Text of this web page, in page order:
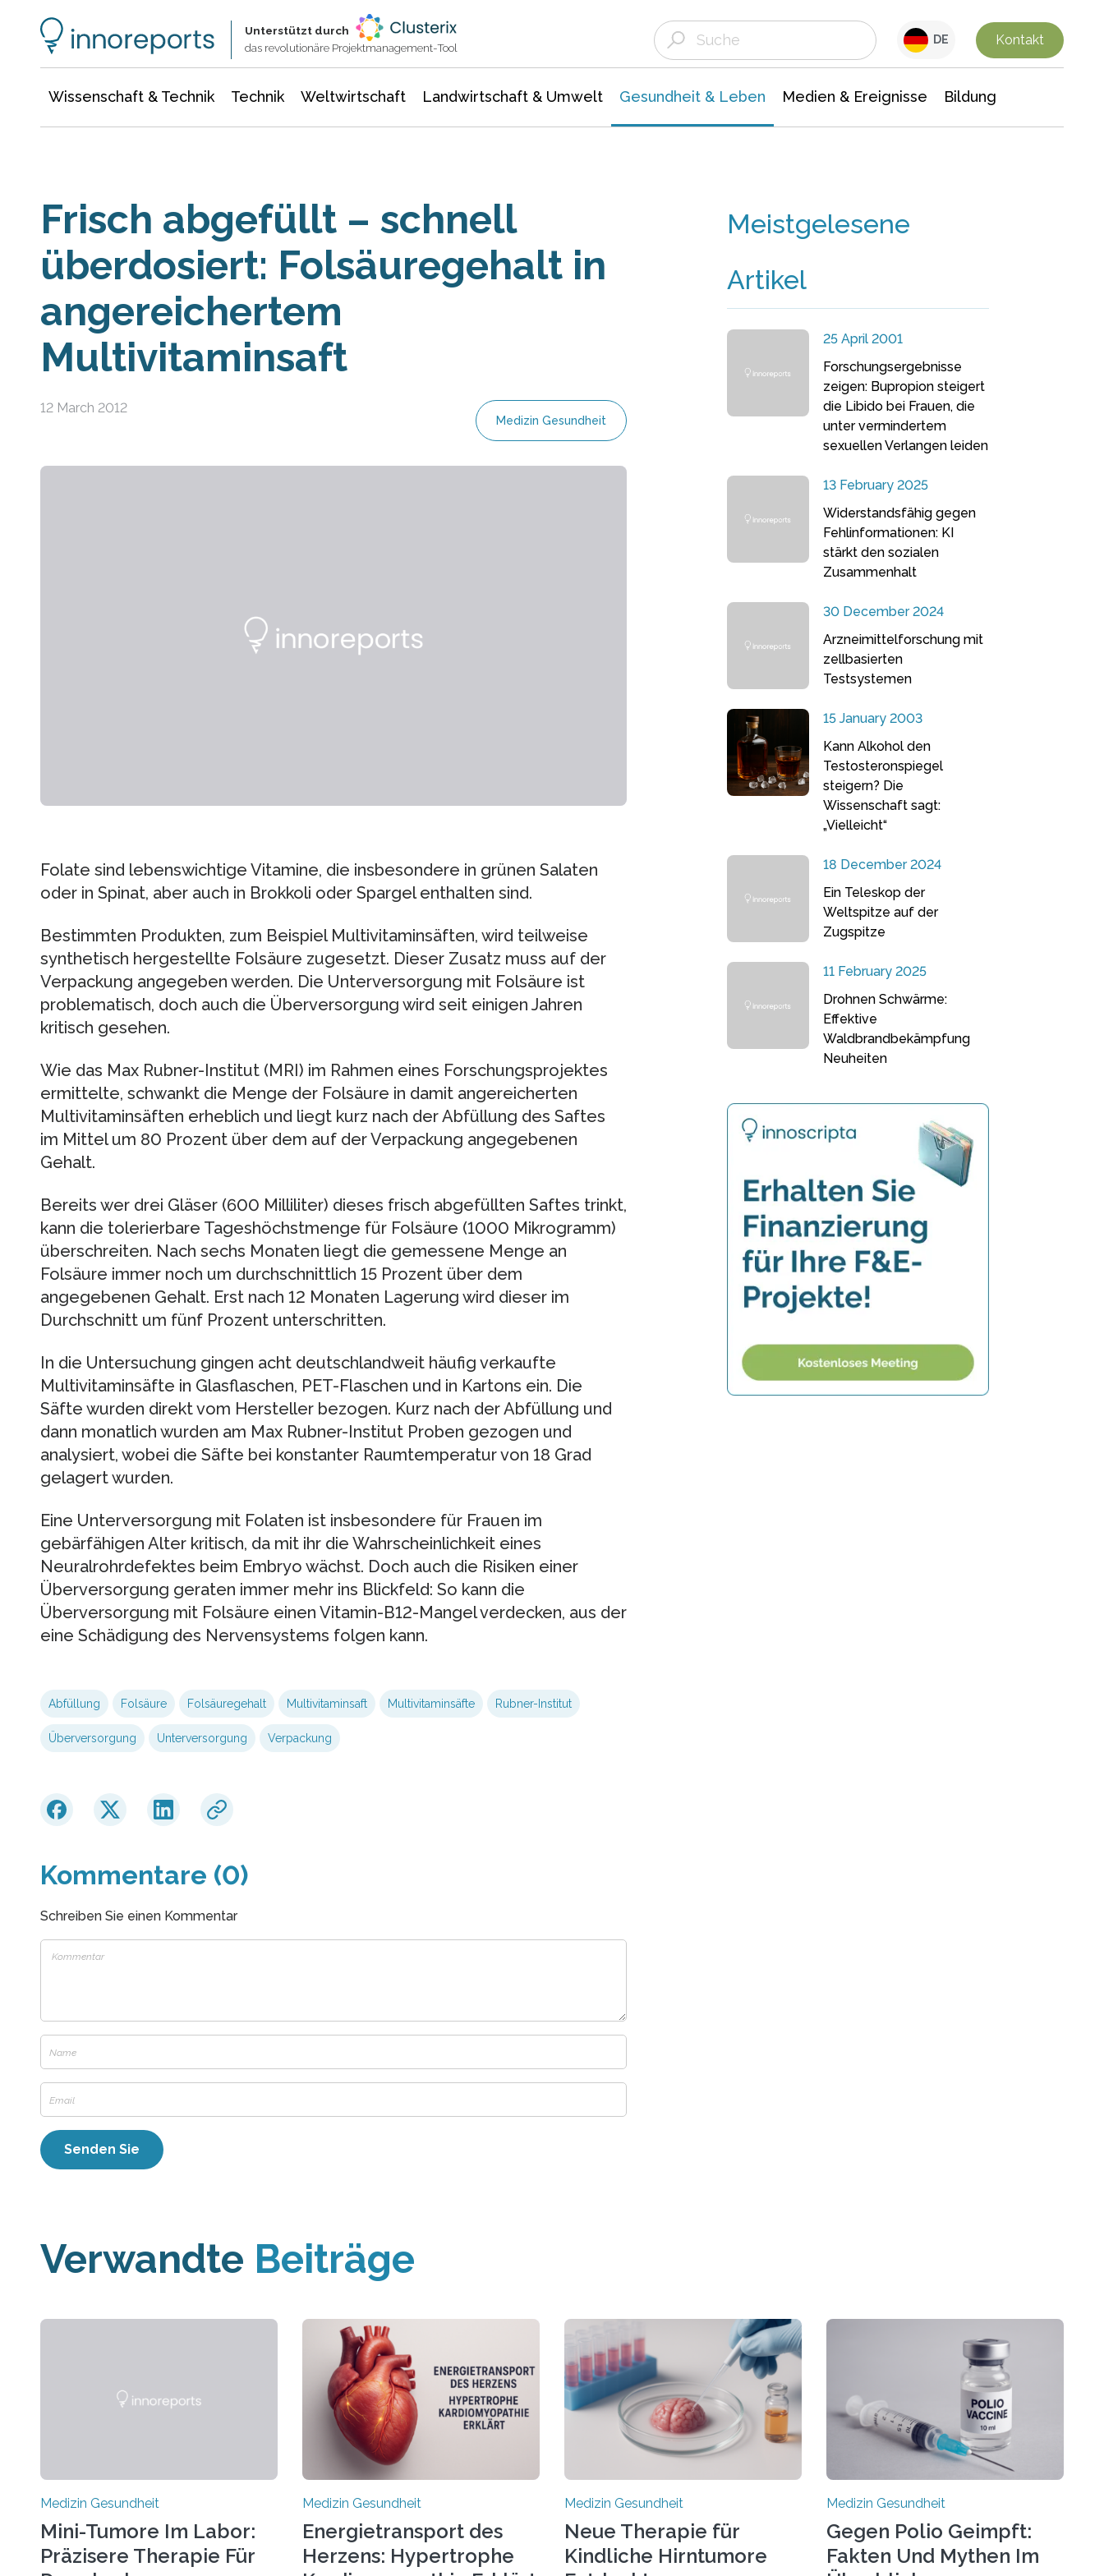
Unterstützt durch
das revolutionäre Projektmanagement-Tool
DE Kontakt
Wissenschaft & Technik Technik Weltwirtschaft Landwirtschaft & Umwelt Gesundheit & Leben Medien & Ereignisse Bildung
Frisch abgefüllt – schnell
überdosiert: Folsäuregehalt in
angereichertem
Multivitaminsaft
12 March 2012
Medizin Gesundheit
Folate sind lebenswichtige Vitamine, die insbesondere in grünen Salaten
oder in Spinat, aber auch in Brokkoli oder Spargel enthalten sind.
Bestimmten Produkten, zum Beispiel Multivitaminsäften, wird teilweise
synthetisch hergestellte Folsäure zugesetzt. Dieser Zusatz muss auf der
Verpackung angegeben werden. Die Unterversorgung mit Folsäure ist
problematisch, doch auch die Überversorgung wird seit einigen Jahren
kritisch gesehen.
Wie das Max Rubner-Institut (MRI) im Rahmen eines Forschungsprojektes
ermittelte, schwankt die Menge der Folsäure in damit angereicherten
Multivitaminsäften erheblich und liegt kurz nach der Abfüllung des Saftes
im Mittel um 80 Prozent über dem auf der Verpackung angegebenen
Gehalt.
Bereits wer drei Gläser (600 Milliliter) dieses frisch abgefüllten Saftes trinkt,
kann die tolerierbare Tageshöchstmenge für Folsäure (1000 Mikrogramm)
überschreiten. Nach sechs Monaten liegt die gemessene Menge an
Folsäure immer noch um durchschnittlich 15 Prozent über dem
angegebenen Gehalt. Erst nach 12 Monaten Lagerung wird dieser im
Durchschnitt um fünf Prozent unterschritten.
In die Untersuchung gingen acht deutschlandweit häufig verkaufte
Multivitaminsäfte in Glasflaschen, PET-Flaschen und in Kartons ein. Die
Säfte wurden direkt vom Hersteller bezogen. Kurz nach der Abfüllung und
dann monatlich wurden am Max Rubner-Institut Proben gezogen und
analysiert, wobei die Säfte bei konstanter Raumtemperatur von 18 Grad
gelagert wurden.
Eine Unterversorgung mit Folaten ist insbesondere für Frauen im
gebärfähigen Alter kritisch, da mit ihr die Wahrscheinlichkeit eines
Neuralrohrdefektes beim Embryo wächst. Doch auch die Risiken einer
Überversorgung geraten immer mehr ins Blickfeld: So kann die
Überversorgung mit Folsäure einen Vitamin-B12-Mangel verdecken, aus der
eine Schädigung des Nervensystems folgen kann.
Abfüllung Folsäure Folsäuregehalt Multivitaminsaft Multivitaminsäfte Rubner-Institut
Überversorgung Unterversorgung Verpackung
Kommentare (0)
Schreiben Sie einen Kommentar
Meistgelesene
Artikel
25 April 2001
Forschungsergebnisse
zeigen: Bupropion steigert
die Libido bei Frauen, die
unter vermindertem
sexuellen Verlangen leiden
13 February 2025
Widerstandsfähig gegen
Fehlinformationen: KI
stärkt den sozialen
Zusammenhalt
30 December 2024
Arzneimittelforschung mit
zellbasierten
Testsystemen
15 January 2003
Kann Alkohol den
Testosteronspiegel
steigern? Die
Wissenschaft sagt:
„Vielleicht“
18 December 2024
Ein Teleskop der
Weltspitze auf der
Zugspitze
11 February 2025
Drohnen Schwärme:
Effektive
Waldbrandbekämpfung
Neuheiten
Verwandte Beiträge
Medizin Gesundheit
Mini-Tumore Im Labor:
Präzisere Therapie Für
Medizin Gesundheit
Energietransport des
Herzens: Hypertrophe
Medizin Gesundheit
Neue Therapie für
Kindliche Hirntumore
Medizin Gesundheit
Gegen Polio Geimpft:
Fakten Und Mythen Im